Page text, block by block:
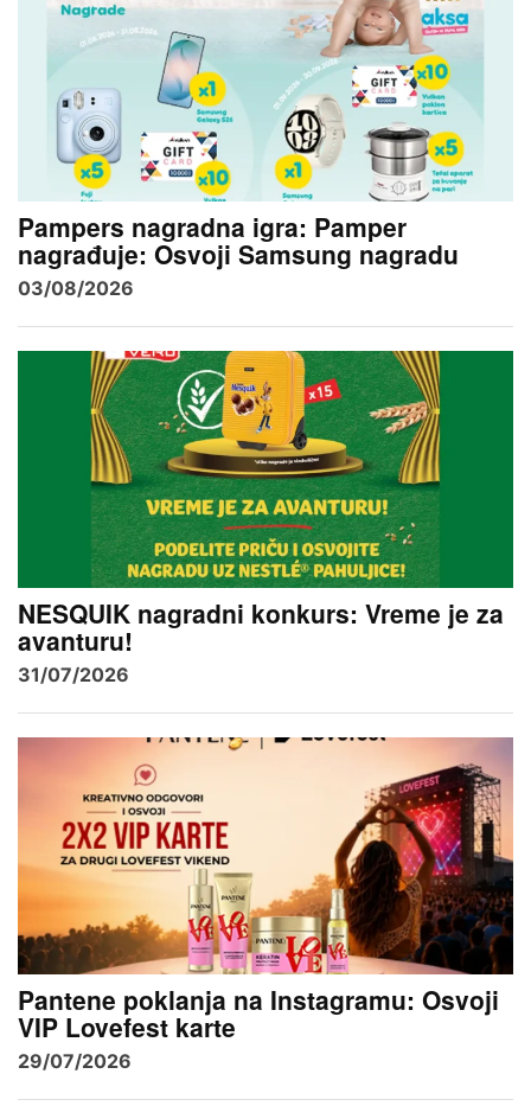
Pampers nagradna igra: Pamper
nagrađuje: Osvoji Samsung nagradu
03/08/2026
NESQUIK nagradni konkurs: Vreme je za
avanturu!
31/07/2026
Pantene poklanja na Instagramu: Osvoji
VIP Lovefest karte
29/07/2026